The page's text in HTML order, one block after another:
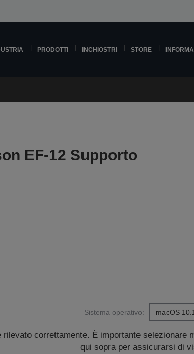
PRODOTTI INCHIOSTRI STORE
EF-12 Supporto
Sistema operativo:
correttamente. È importante selezionare
qui sopra per assicurarsi di